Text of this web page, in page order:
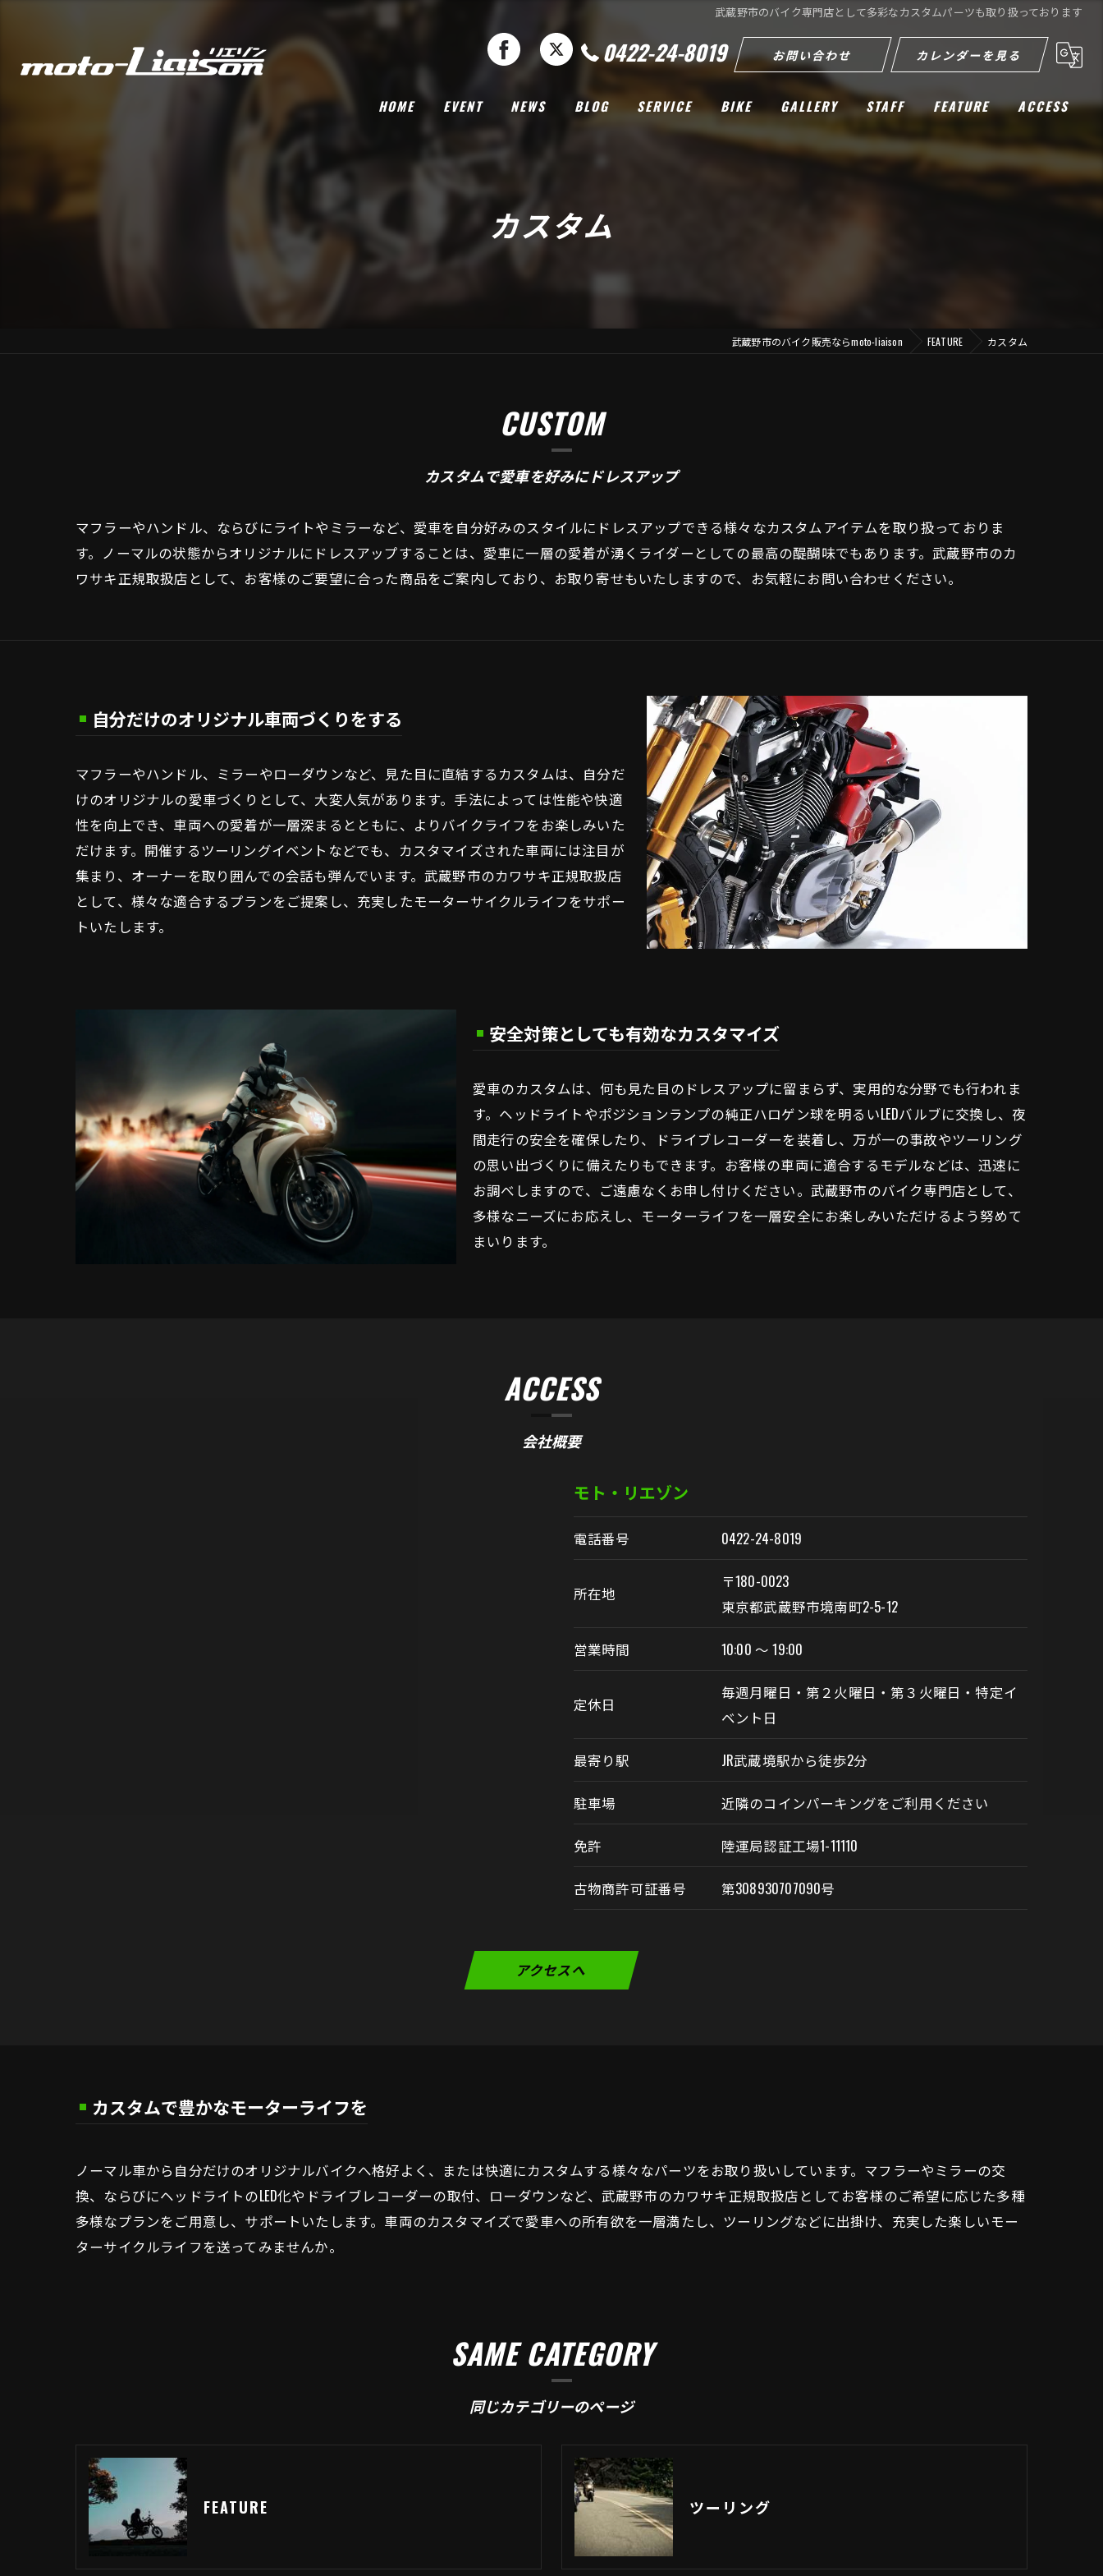
武蔵野市のバイク専門店として多彩なカスタムパーツも取り扱っております
0422-24-8019 お問い合わせ カレンダーを見る
HOME EVENT NEWS BLOG SERVICE BIKE GALLERY STAFF FEATURE
ツーリング
ACCESS
カスタム
武蔵野市のバイク販売ならmoto-liaison FEATURE カスタム
カスタムで愛車を好みにドレスアップ
CUSTOM
マフラーやハンドル、ならびにライトやミラーなど、愛車を自分好みのスタイルにドレスアップできる様々なカスタムアイテムを取り扱っておりま
す。ノーマルの状態からオリジナルにドレスアップすることは、愛車に一層の愛着が湧くライダーとしての最高の醍醐味でもあります。武蔵野市のカ
ワサキ正規取扱店として、お客様のご要望に合った商品をご案内しており、お取り寄せもいたしますので、お気軽にお問い合わせください。
自分だけのオリジナル車両づくりをする
マフラーやハンドル、ミラーやローダウンなど、見た目に直結するカスタムは、自分だ
けのオリジナルの愛車づくりとして、大変人気があります。手法によっては性能や快適
性を向上でき、車両への愛着が一層深まるとともに、よりバイクライフをお楽しみいた
だけます。開催するツーリングイベントなどでも、カスタマイズされた車両には注目が
集まり、オーナーを取り囲んでの会話も弾んでいます。武蔵野市のカワサキ正規取扱店
として、様々な適合するプランをご提案し、充実したモーターサイクルライフをサポー
トいたします。
安全対策としても有効なカスタマイズ
愛車のカスタムは、何も見た目のドレスアップに留まらず、実用的な分野でも行われま
す。ヘッドライトやポジションランプの純正ハロゲン球を明るいLEDバルブに交換し、夜
間走行の安全を確保したり、ドライブレコーダーを装着し、万が一の事故やツーリング
の思い出づくりに備えたりもできます。お客様の車両に適合するモデルなどは、迅速に
お調べしますので、ご遠慮なくお申し付けください。武蔵野市のバイク専門店として、
多様なニーズにお応えし、モーターライフを一層安全にお楽しみいただけるよう努めて
まいります。
会社概要
ACCESS
モト・リエゾン
電話番号 0422-24-8019
所在地
〒180-0023
東京都武蔵野市境南町2-5-12
営業時間 10:00 〜 19:00
定休日
毎週月曜日・第２火曜日・第３火曜日・特定イ
ベント日
最寄り駅 JR武蔵境駅から徒歩2分
駐車場 近隣のコインパーキングをご利用ください
免許 陸運局認証工場1-11110
古物商許可証番号 第308930707090号
アクセスへ
カスタムで豊かなモーターライフを
ノーマル車から自分だけのオリジナルバイクへ格好よく、または快適にカスタムする様々なパーツをお取り扱いしています。マフラーやミラーの交
換、ならびにヘッドライトのLED化やドライブレコーダーの取付、ローダウンなど、武蔵野市のカワサキ正規取扱店としてお客様のご希望に応じた多種
多様なプランをご用意し、サポートいたします。車両のカスタマイズで愛車への所有欲を一層満たし、ツーリングなどに出掛け、充実した楽しいモー
ターサイクルライフを送ってみませんか。
同じカテゴリーのページ
SAME CATEGORY
FEATURE ツーリング